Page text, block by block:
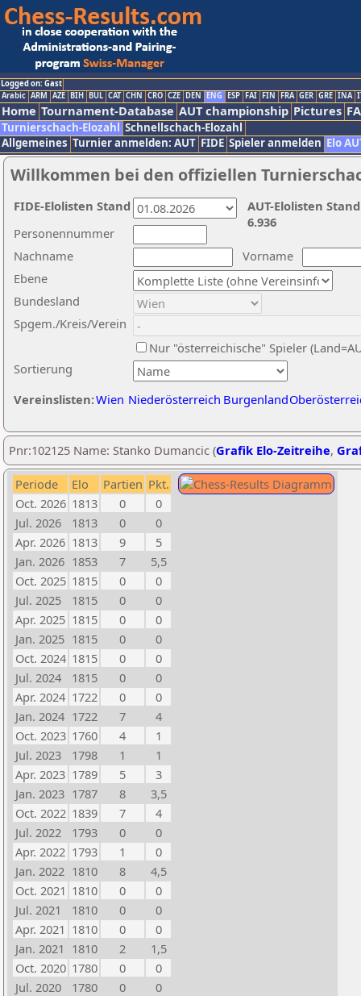
Logged on: Gast
Arabic ARM AZE BIH BUL CAT CHN CRO CZE DEN ENG ESP FAI FIN FRA GER GRE INA
Home Tournament-Database AUT championship Pictures
Turnierschach-Elozahl Schnellschach-Elozahl
Allgemeines Turnier anmelden: AUT FIDE Spieler anmelden Elo
Willkommen bei den offiziellen
Nachname
Vorname
Ebene
Sortierung
Personennummer
Bundesland
Spgem./Kreis/Verein
Nur "österreichische" Spieler
Vereinslisten:Wien Niederösterreich Burgenland
AUT-Elolisten
6.936
FIDE-Elolisten Stand
Pnr:102125 Name: Stanko Dumancic (Grafik Elo-Zeitreihe,
Periode Elo Partien Pkt.
Oct. 2026 1813 0
0
Jul. 2026
1813 0
0
Apr. 2026 1813 9
5
Jan. 2026 1853 7
5,5
Oct. 2025 1815 0
0
Jul. 2025
1815 0
0
Apr. 2025 1815 0
0
Jan. 2025 1815 0
0
Oct. 2024 1815 0
0
Jul. 2024
1815 0
0
Apr. 2024 1722 0
0
Jan. 2024 1722 7
4
Oct. 2023 1760 4
1
Jul. 2023
1798 1
1
Apr. 2023 1789 5
3
Jan. 2023 1787 8
3,5
Oct. 2022 1839 7
4
Jul. 2022
1793 0
0
Apr. 2022 1793 1
0
Jan. 2022 1810 8
4,5
Oct. 2021 1810 0
0
Jul. 2021
1810 0
0
Apr. 2021 1810 0
0
Jan. 2021 1810 2
1,5
Oct. 2020 1780 0
0
Jul. 2020
1780 0
0